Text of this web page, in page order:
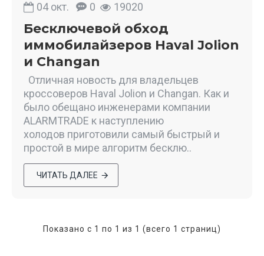
04 окт. 0 19020
Бесключевой обход
иммобилайзеров Haval Jolion
и Changan
Отличная новость для владельцев
кроссоверов Haval Jolion и Changan. Как и
было обещано инженерами компании
ALARMTRADE к наступлению
холодов приготовили самый быстрый и
простой в мире алгоритм бесклю..
ЧИТАТЬ ДАЛЕЕ
Показано с 1 по 1 из 1 (всего 1 страниц)